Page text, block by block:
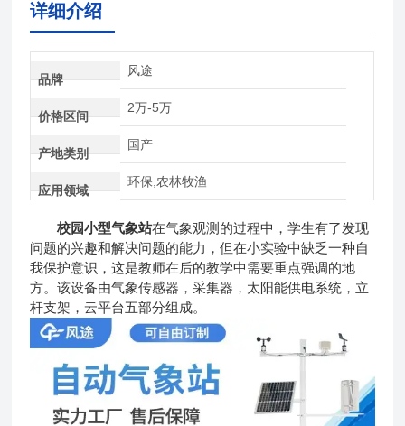
详细介绍
品牌
风途
价格区间
2万-5万
产地类别
国产
应用领域
环保,农林牧渔
校园小型气象站在气象观测的过程中，学生有了发现
问题的兴趣和解决问题的能力，但在小实验中缺乏一种自
我保护意识，这是教师在后的教学中需要重点强调的地
方。该设备由气象传感器，采集器，太阳能供电系统，立
杆支架，云平台五部分组成。